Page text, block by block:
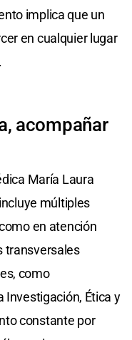
implica que un
en cualquier lugar
acompañar
María Laura
múltiples
en atención
transversales
como
Investigación, Ética y
constante por